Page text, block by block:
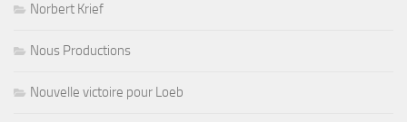
Norbert Krief
Nous Productions
Nouvelle victoire pour Loeb